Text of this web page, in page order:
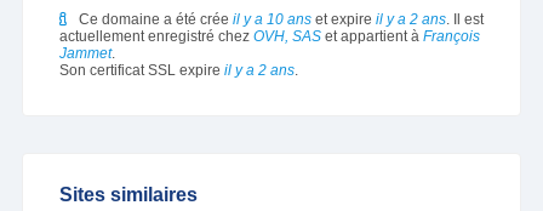
Ce domaine a été crée il y a 10 anset expire il y a 2 ans. Il est
actuellement enregistré chez OVH, SASet appartient à François
Jammet.
Son certificat SSL expire il y a 2 ans.
Sites similaires